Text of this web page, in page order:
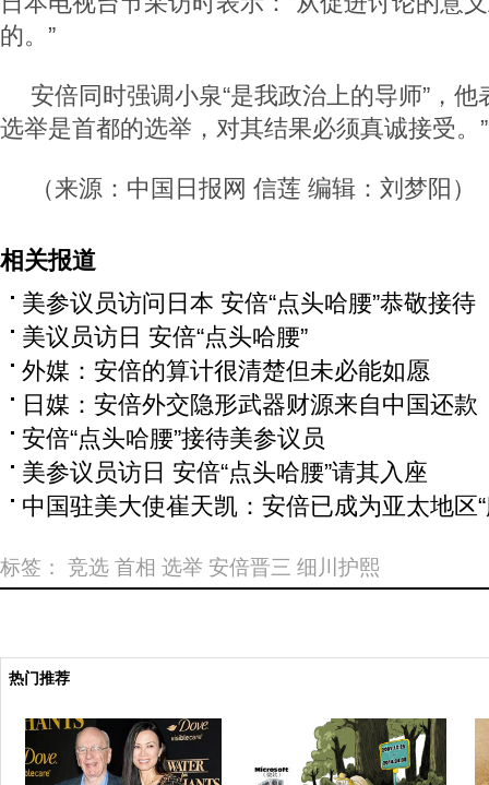
的。”
安倍同时强调小泉“是我政治上的导师”，他
选举是首都的选举，对其结果必须真诚接受。”
（来源：中国日报网 信莲 编辑：刘梦阳）
相关报道
美参议员访问日本 安倍“点头哈腰”恭敬接待
美议员访日 安倍“点头哈腰”
外媒：安倍的算计很清楚但未必能如愿
日媒：安倍外交隐形武器财源来自中国还款
安倍“点头哈腰”接待美参议员
美参议员访日 安倍“点头哈腰”请其入座
中国驻美大使崔天凯：安倍已成为亚太地区
标签： 竞选 首相 选举 安倍晋三 细川护熙
热门推荐